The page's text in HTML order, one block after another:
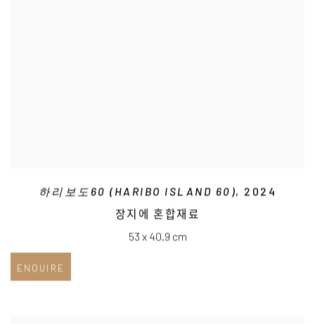
하리보도60 (HARIBO ISLAND 60), 2024
장지에 혼합재료
53 x 40.9 cm
ENQUIRE